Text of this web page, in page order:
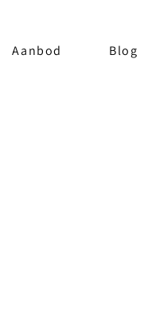
Aanbod Blog